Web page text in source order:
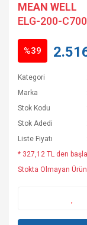
MEAN WELL
ELG-200-
%39
Kategori
Marka
Stok Kodu
Stok Adedi
Liste Fiyatı
* 327,12 TL den
Stokta Olmayan Ürün